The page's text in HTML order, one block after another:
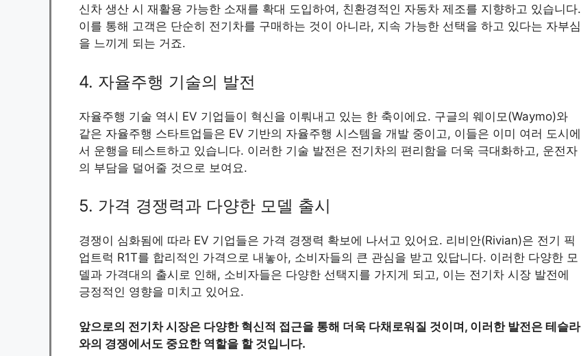
신차 생산 시 재활용 가능한 소재를 확대 도입하여, 친환경적인 자동차 제조를 지향하고 있습니다.
이를 통해 고객은 단순히 전기차를 구매하는 것이 아니라, 지속 가능한 선택을 하고 있다는 자부심
을 느끼게 되는 거죠.
4. 자율주행 기술의 발전
자율주행 기술 역시 EV 기업들이 혁신을 이뤄내고 있는 한 축이에요. 구글의 웨이모(Waymo)와
같은 자율주행 스타트업들은 EV 기반의 자율주행 시스템을 개발 중이고, 이들은 이미 여러 도시에
서 운행을 테스트하고 있습니다. 이러한 기술 발전은 전기차의 편리함을 더욱 극대화하고, 운전자
의 부담을 덜어줄 것으로 보여요.
5. 가격 경쟁력과 다양한 모델 출시
경쟁이 심화됨에 따라 EV 기업들은 가격 경쟁력 확보에 나서고 있어요. 리비안(Rivian)은 전기 픽
업트럭 R1T를 합리적인 가격으로 내놓아, 소비자들의 큰 관심을 받고 있답니다. 이러한 다양한 모
델과 가격대의 출시로 인해, 소비자들은 다양한 선택지를 가지게 되고, 이는 전기차 시장 발전에
긍정적인 영향을 미치고 있어요.
앞으로의 전기차 시장은 다양한 혁신적 접근을 통해 더욱 다채로워질 것이며, 이러한 발전은 테슬라
와의 경쟁에서도 중요한 역할을 할 것입니다.